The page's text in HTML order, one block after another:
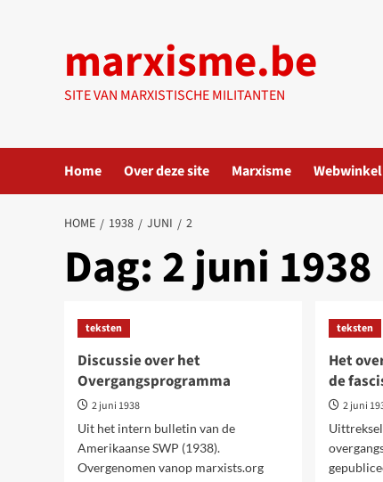
marxisme.be
SITE VAN MARXISTISCHE MILITANTEN
Home Over deze site Marxisme Webwinkel
HOME 1938 JUNI 2
Dag:2 juni 1938
teksten
Discussie over het
Overgangsprogramma
2 juni 1938
Uit het intern bulletin van de
Amerikaanse SWP (1938).
Overgenomen vanop marxists.org
teksten
Het
de
2 juni